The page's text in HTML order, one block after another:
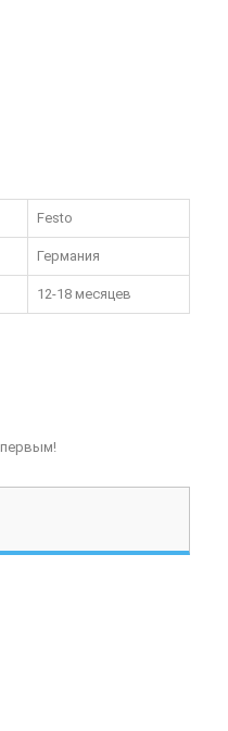
Festo
Германия
12-18 месяцев
первым!